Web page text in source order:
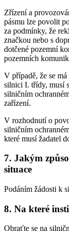
Zřízení a
pásmu lze povolit
za podmínky, že
značkou nebo s
dotčené pozemní
pozemních
V případě, že se
silnici I. třídy, musí
silničním
zařízení.
V rozhodnutí o
silničním
které musí žadatel
7. Jakým
situace
Podáním žádosti k
8. Na které
Obraťte se na